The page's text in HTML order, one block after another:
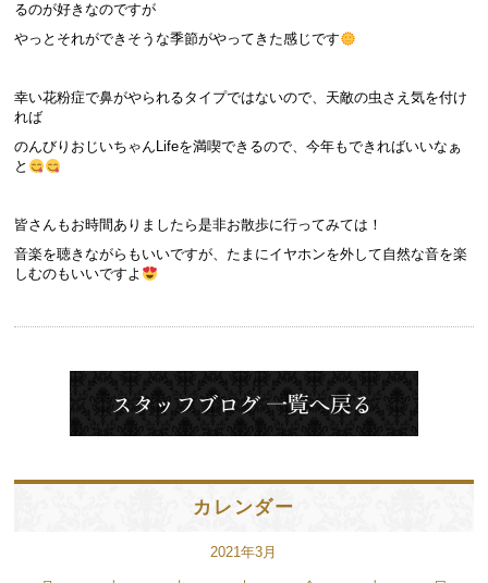
るのが好きなのですが
やっとそれができそうな季節がやってきた感じです
幸い花粉症で鼻がやられるタイプではないので、天敵の虫さえ気を付け
れば
のんびりおじいちゃんLifeを満喫できるので、今年もできればいいなぁ
と
皆さんもお時間ありましたら是非お散歩に行ってみては！
音楽を聴きながらもいいですが、たまにイヤホンを外して自然な音を楽
しむのもいいですよ
カレンダー
2021年3月